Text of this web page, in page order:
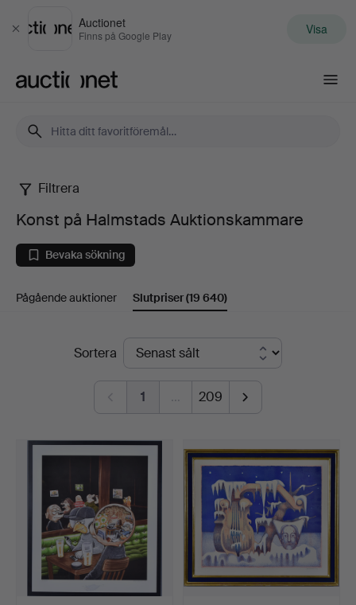
Stäng
Auctionet
Finns på Google Play Visa
Konst
på
Halmstads
Auktionskammare
Filtrera
Konst på Halmstads Auktionskammare
Bevaka sökning
Pågående auktioner Slutpriser(19 640)
SlutpriserSortera
1 … 209